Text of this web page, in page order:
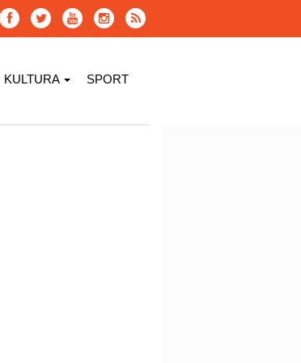
KULTURA SPORT